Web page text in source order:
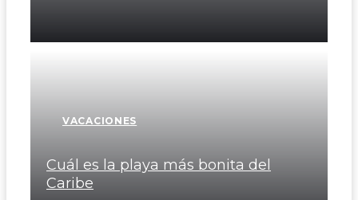
VACACIONES
Cuál es la playa más bonita del
Caribe